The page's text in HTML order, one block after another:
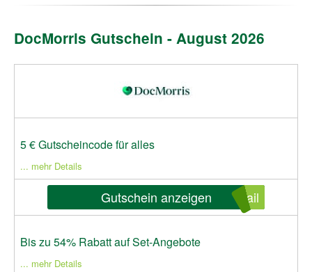
DocMorris Gutschein - August 2026
5 € Gutscheincode für alles
... mehr Details
Gutschein anzeigen ail
Bis zu 54% Rabatt auf Set-Angebote
... mehr Details